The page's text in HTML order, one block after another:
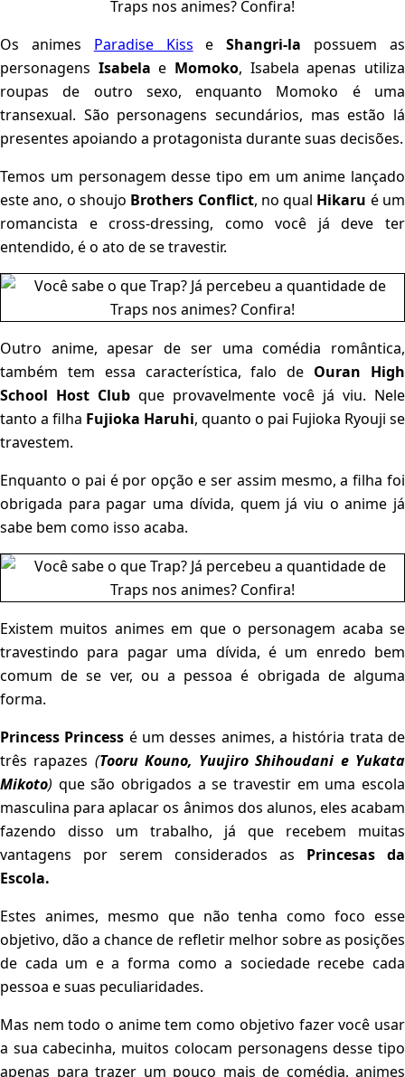
Os animes Paradise Kiss eShangri-la possuem as
personagens Isabelae Momoko, Isabela apenas utiliza
roupas de outro sexo, enquanto Momoko é uma
transexual. São personagens secundários, mas estão lá
presentes apoiando a protagonista durante suas decisões.
Temos um personagem desse tipo em um anime lançado
este ano, o shoujo Brothers Conflict, no qual Hikaru é um
romancista e cross-dressing, como você já deve ter
entendido, é o ato de se travestir.
Outro anime, apesar de ser uma comédia romântica,
também tem essa característica, falo de Ouran High
School Host Clubque provavelmente você já viu. Nele
tanto a filha Fujioka Haruhi, quanto o pai Fujioka Ryouji se
travestem.
Enquanto o pai é por opção e ser assim mesmo, a filha foi
obrigada para pagar uma dívida, quem já viu o anime já
sabe bem como isso acaba.
Existem muitos animes em que o personagem acaba se
travestindo para pagar uma dívida, é um enredo bem
comum de se ver, ou a pessoa é obrigada de alguma
forma.
Princess Princess é um desses animes, a história trata de
três rapazes (Tooru Kouno, Yuujiro Shihoudani e Yukata
Mikoto) que são obrigados a se travestir em uma escola
masculina para aplacar os ânimos dos alunos, eles acabam
fazendo disso um trabalho, já que recebem muitas
vantagens por serem considerados as Princesas da
Escola.
Estes animes, mesmo que não tenha como foco esse
objetivo, dão a chance de refletir melhor sobre as posições
de cada um e a forma como a sociedade recebe cada
pessoa e suas peculiaridades.
Mas nem todo o anime tem como objetivo fazer você usar
a sua cabecinha, muitos colocam personagens desse tipo
apenas para trazer um pouco mais de comédia, animes